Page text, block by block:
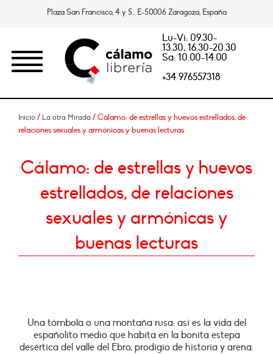
Plaza San Francisco, 4 y 5. E-50006 Zaragoza, España
Lu-Vi: 09.30-
13.30, 16.30-20.30
Sa: 10.00-14.00
+34 976557318
Inicio / La otra Mirada / Cálamo: de estrellas y huevos estrellados, de
relaciones sexuales y armónicas y buenas lecturas
Cálamo: de estrellas y huevos
estrellados, de relaciones
sexuales y armónicas y
buenas lecturas
Una tómbola o una montaña rusa: así es la vida del
españolito medio que habita en la bonita estepa
desértica del valle del Ebro, prodigio de historia y arena.